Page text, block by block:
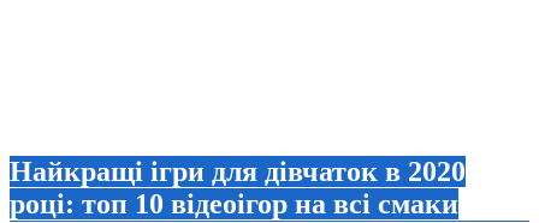
Найкращі ігри для дівчаток в 2020
році: топ 10 відеоігор на всі смаки